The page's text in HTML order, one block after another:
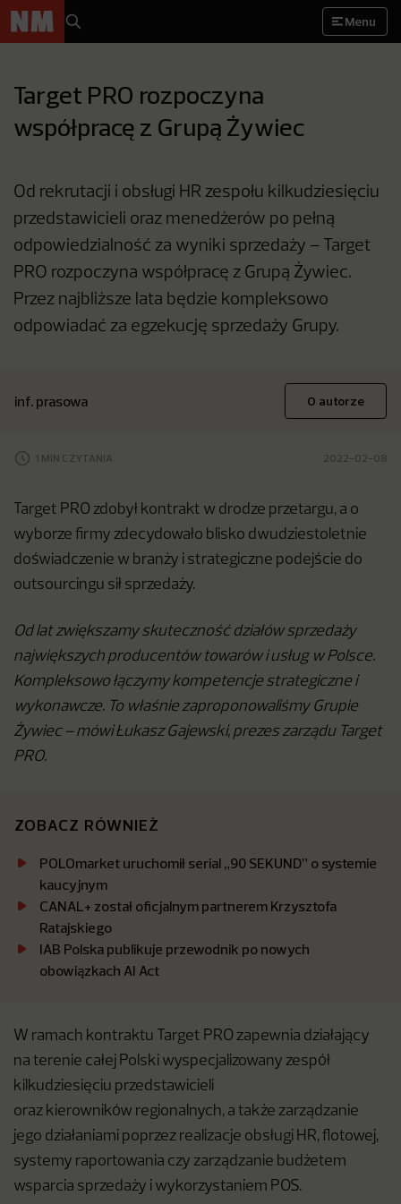
Menu
Target PRO rozpoczyna
współpracę z Grupą Żywiec
Od rekrutacji i obsługi HR zespołu kilkudziesięciu
przedstawicieli oraz menedżerów po pełną
odpowiedzialność za wyniki sprzedaży – Target
PRO rozpoczyna współpracę z Grupą Żywiec.
Przez najbliższe lata będzie kompleksowo
odpowiadać za egzekucję sprzedaży Grupy.
inf. prasowa O autorze
1 MIN CZYTANIA 2022-02-08
Target PRO zdobył kontrakt w drodze przetargu, a o
wyborze firmy zdecydowało blisko dwudziestoletnie
doświadczenie w branży i strategiczne podejście do
outsourcingu sił sprzedaży.
Od lat zwiększamy skuteczność działów sprzedaży
największych producentów towarów i usług w Polsce.
Kompleksowo łączymy kompetencje strategiczne i
wykonawcze. To właśnie zaproponowaliśmy Grupie
Żywiec – mówi Łukasz Gajewski, prezes zarządu Target
PRO.
ZOBACZ RÓWNIEŻ
POLOmarket uruchomił serial „90 SEKUND” o systemie
kaucyjnym
CANAL+ został oficjalnym partnerem Krzysztofa
Ratajskiego
IAB Polska publikuje przewodnik po nowych
obowiązkach AI Act
W ramach kontraktu Target PRO zapewnia działający
na terenie całej Polski wyspecjalizowany zespół
kilkudziesięciu przedstawicieli
oraz kierowników regionalnych, a także zarządzanie
jego działaniami poprzez realizacje obsługi HR, flotowej,
systemy raportowania czy zarządzanie budżetem
wsparcia sprzedaży i wykorzystaniem POS.